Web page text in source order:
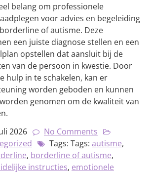
belang om professionele
voor advies en begeleiding
of autisme. Deze
een juiste diagnose stellen en een
opstellen dat aansluit bij de
van de persoon in kwestie. Door
hulp in te schakelen, kan er
worden geboden en kunnen
genomen om de kwaliteit van
2026
No Comments
Tags: Tags: autisme,
, borderline of autisme,
instructies, emotionele